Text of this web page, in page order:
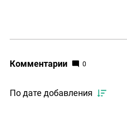
Комментарии 0
По дате добавления